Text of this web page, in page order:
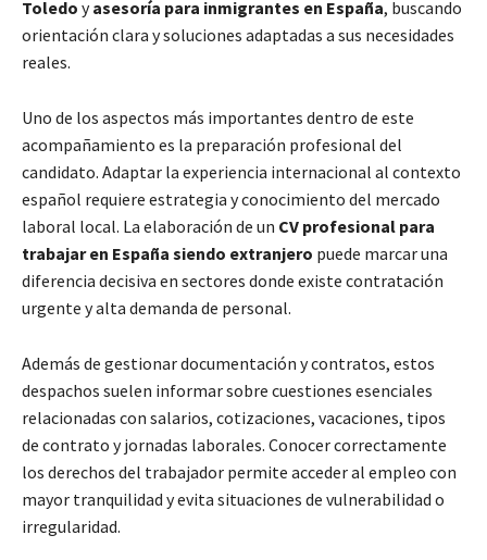
Toledo yasesoría para inmigrantes en España, buscando
orientación clara y soluciones adaptadas a sus necesidades
reales.
Uno de los aspectos más importantes dentro de este
acompañamiento es la preparación profesional del
candidato. Adaptar la experiencia internacional al contexto
español requiere estrategia y conocimiento del mercado
laboral local. La elaboración de un CV profesional para
trabajar en España siendo extranjero puede marcar una
diferencia decisiva en sectores donde existe contratación
urgente y alta demanda de personal.
Además de gestionar documentación y contratos, estos
despachos suelen informar sobre cuestiones esenciales
relacionadas con salarios, cotizaciones, vacaciones, tipos
de contrato y jornadas laborales. Conocer correctamente
los derechos del trabajador permite acceder al empleo con
mayor tranquilidad y evita situaciones de vulnerabilidad o
irregularidad.